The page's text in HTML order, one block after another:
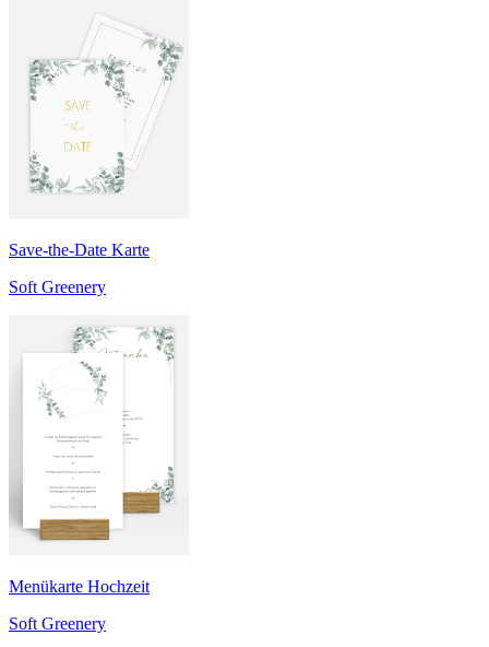
Save-the-Date Karte
Soft Greenery
Menükarte Hochzeit
Soft Greenery